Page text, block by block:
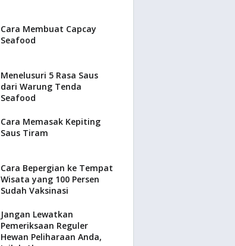
Cara Membuat Capcay
Seafood
Menelusuri 5 Rasa Saus
dari Warung Tenda
Seafood
Cara Memasak Kepiting
Saus Tiram
Cara Bepergian ke Tempat
Wisata yang 100 Persen
Sudah Vaksinasi
Jangan Lewatkan
Pemeriksaan Reguler
Hewan Peliharaan Anda,